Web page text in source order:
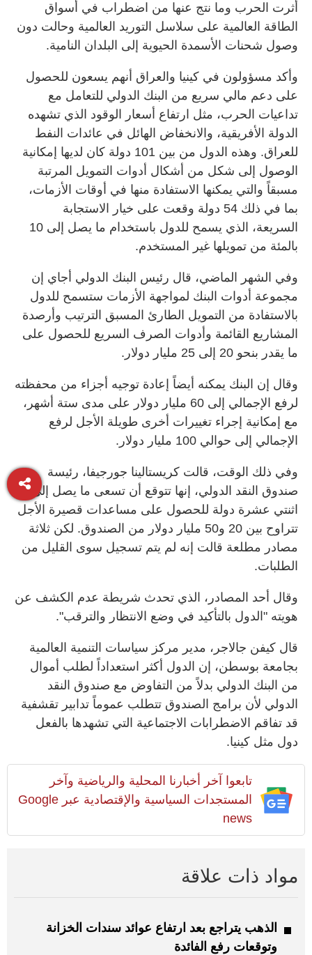
أثرت الحرب وما نتج عنها ‌من اضطراب في أسواق
الطاقة العالمية على سلاسل التوريد العالمية وحالت دون
وصول شحنات الأسمدة الحيوية إلى البلدان النامية.
وأكد مسؤولون في كينيا والعراق أنهم يسعون للحصول
على دعم ‌مالي سريع من البنك الدولي للتعامل مع
تداعيات الحرب، مثل ‌ارتفاع أسعار الوقود الذي تشهده
الدولة الأفريقية، والانخفاض الهائل في عائدات النفط
للعراق. وهذه ‌الدول من بين 101 دولة ‌كان لديها إمكانية
الوصول إلى شكل من أشكال أدوات التمويل المرتبة
مسبقاً والتي يمكنها الاستفادة منها في أوقات الأزمات، ​
بما في ذلك ‌54 دولة وقعت على ​خيار الاستجابة
السريعة، الذي يسمح للدول باستخدام ما ⁠يصل إلى 10
بالمئة من تمويلها غير المستخدم.
وفي الشهر الماضي، قال رئيس البنك الدولي أجاي إن
مجموعة أدوات البنك لمواجهة الأزمات ستسمح للدول
بالاستفادة من التمويل الطارئ المسبق الترتيب ​وأرصدة
المشاريع ⁠القائمة وأدوات الصرف السريع للحصول ⁠على
ما يقدر بنحو 20 إلى 25 مليار دولار.
وقال إن البنك يمكنه أيضاً إعادة توجيه أجزاء من محفظته
لرفع الإجمالي إلى 60 مليار دولار على مدى ⁠ستة أشهر،
مع إمكانية إجراء تغييرات أخرى طويلة الأجل لرفع
الإجمالي إلى حوالي 100 مليار دولار.
وفي ذلك الوقت، قالت كريستالينا جورجيفا، رئيسة
صندوق النقد الدولي، إنها تتوقع أن تسعى ما يصل إلى
اثنتي عشرة دولة للحصول على مساعدات قصيرة الأجل
تتراوح بين 20 و50 مليار دولار من الصندوق. لكن ثلاثة
مصادر ‌مطلعة قالت إنه لم يتم تسجيل سوى القليل من
الطلبات.
وقال أحد المصادر، الذي تحدث شريطة عدم الكشف ​عن
هويته "الدول بالتأكيد في وضع الانتظار والترقب".
قال كيفن جالاجر، مدير مركز سياسات التنمية العالمية
بجامعة بوسطن، إن الدول أكثر استعداداً لطلب أموال
من البنك الدولي بدلاً من التفاوض مع صندوق النقد
الدولي لأن برامج الصندوق تتطلب عموماً تدابير تقشفية
قد ​تفاقم الاضطرابات الاجتماعية التي تشهدها ‌بالفعل
دول مثل كينيا.
تابعوا آخر أخبارنا المحلية والرياضية وآخر
المستجدات السياسية والإقتصادية عبر Google
news
مواد ذات علاقة
الذهب يتراجع بعد ارتفاع عوائد سندات الخزانة
وتوقعات رفع الفائدة